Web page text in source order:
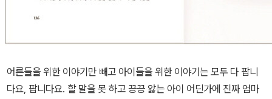
어른들을 위한 이야기만 빼고 아이들을 위한 이야기는 모두 다 팝니
다요, 팝니다요. 할 말을 못 하고 끙끙 앓는 아이 어딘가에 진짜 엄마